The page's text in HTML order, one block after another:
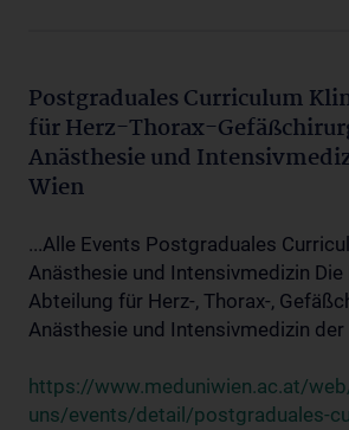
Postgraduales Curriculum
für Herz-Thorax-
Anästhesie und
Wien
...Alle Events Postgraduales
Anästhesie und Intensivmedizin Die
Abteilung für Herz-, Thorax-,
Anästhesie und Intensivmedizin
https://www.meduniwien.ac.at/
uns/events/detail/postgraduales-